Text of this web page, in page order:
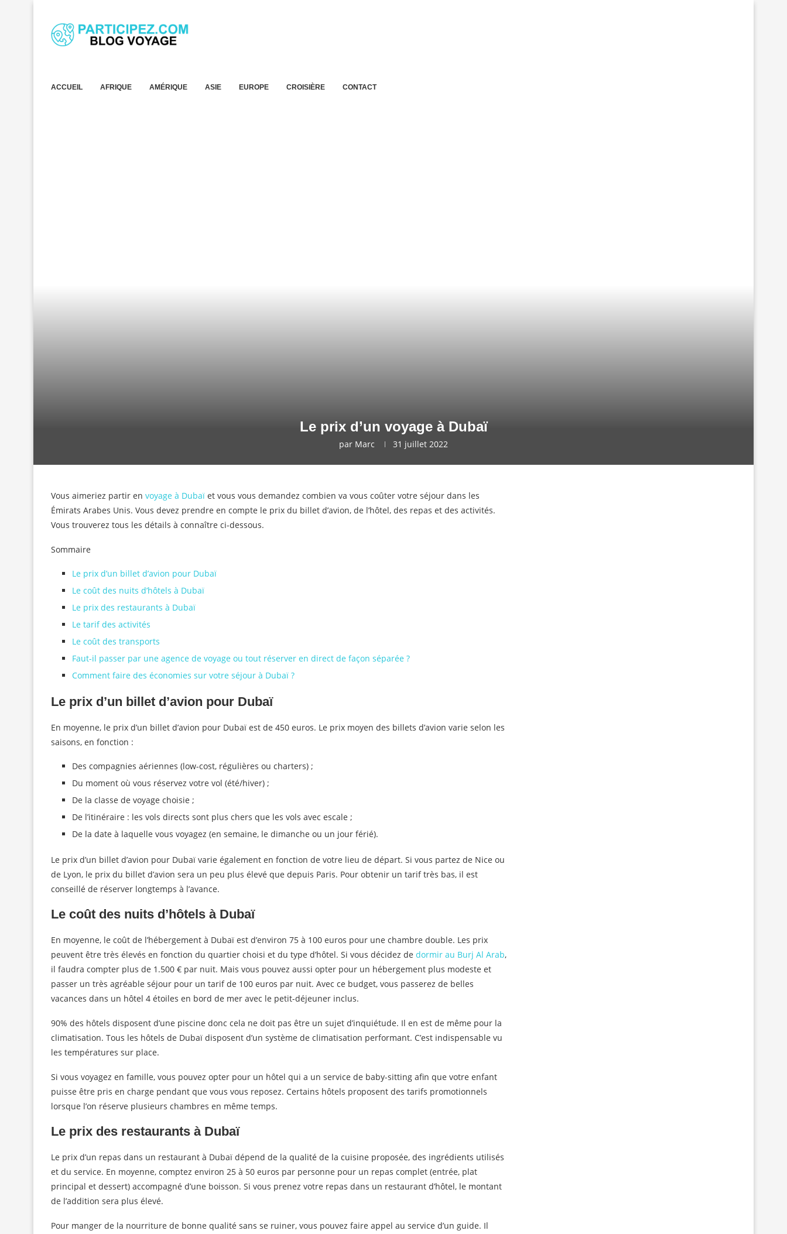
ACCUEIL AFRIQUE AMÉRIQUE ASIE EUROPE CROISIÈRE CONTACT
Le prix d’un voyage à Dubaï
par Marc 31 juillet 2022
Vous aimeriez partir en voyage à Dubaï et vous vous demandez combien va vous coûter votre séjour dans les
Émirats Arabes Unis. Vous devez prendre en compte le prix du billet d’avion, de l’hôtel, des repas et des activités.
Vous trouverez tous les détails à connaître ci-dessous.
Sommaire
Le prix d’un billet d’avion pour Dubaï
Le coût des nuits d’hôtels à Dubaï
Le prix des restaurants à Dubaï
Le tarif des activités
Le coût des transports
Faut-il passer par une agence de voyage ou tout réserver en direct de façon séparée ?
Comment faire des économies sur votre séjour à Dubaï ?
Le prix d’un billet d’avion pour Dubaï
En moyenne, le prix d’un billet d’avion pour Dubaï est de 450 euros. Le prix moyen des billets d’avion varie selon les
saisons, en fonction :
Des compagnies aériennes (low-cost, régulières ou charters) ;
Du moment où vous réservez votre vol (été/hiver) ;
De la classe de voyage choisie ;
De l’itinéraire : les vols directs sont plus chers que les vols avec escale ;
De la date à laquelle vous voyagez (en semaine, le dimanche ou un jour férié).
Le prix d’un billet d’avion pour Dubaï varie également en fonction de votre lieu de départ. Si vous partez de Nice ou
de Lyon, le prix du billet d’avion sera un peu plus élevé que depuis Paris. Pour obtenir un tarif très bas, il est
conseillé de réserver longtemps à l’avance.
Le coût des nuits d’hôtels à Dubaï
En moyenne, le coût de l’hébergement à Dubaï est d’environ 75 à 100 euros pour une chambre double. Les prix
peuvent être très élevés en fonction du quartier choisi et du type d’hôtel. Si vous décidez de dormir au Burj Al Arab,
il faudra compter plus de 1.500 € par nuit. Mais vous pouvez aussi opter pour un hébergement plus modeste et
passer un très agréable séjour pour un tarif de 100 euros par nuit. Avec ce budget, vous passerez de belles
vacances dans un hôtel 4 étoiles en bord de mer avec le petit-déjeuner inclus.
90% des hôtels disposent d’une piscine donc cela ne doit pas être un sujet d’inquiétude. Il en est de même pour la
climatisation. Tous les hôtels de Dubaï disposent d’un système de climatisation performant. C’est indispensable vu
les températures sur place.
Si vous voyagez en famille, vous pouvez opter pour un hôtel qui a un service de baby-sitting afin que votre enfant
puisse être pris en charge pendant que vous vous reposez. Certains hôtels proposent des tarifs promotionnels
lorsque l’on réserve plusieurs chambres en même temps.
Le prix des restaurants à Dubaï
Le prix d’un repas dans un restaurant à Dubaï dépend de la qualité de la cuisine proposée, des ingrédients utilisés
et du service. En moyenne, comptez environ 25 à 50 euros par personne pour un repas complet (entrée, plat
principal et dessert) accompagné d’une boisson. Si vous prenez votre repas dans un restaurant d’hôtel, le montant
de l’addition sera plus élevé.
Pour manger de la nourriture de bonne qualité sans se ruiner, vous pouvez faire appel au service d’un guide. Il